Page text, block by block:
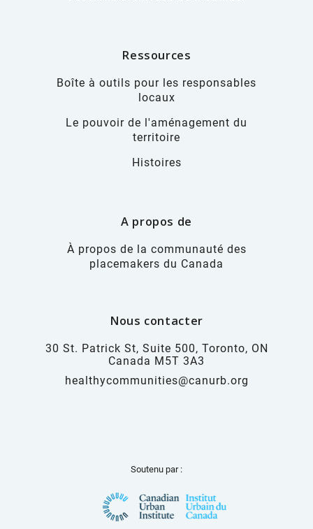
Ressources
Boîte à outils pour les responsables
locaux
Le pouvoir de l'aménagement du
territoire
Histoires
A propos de
À propos de la communauté des
placemakers du Canada
Nous contacter
30 St. Patrick St, Suite 500, Toronto, ON
Canada M5T 3A3
healthycommunities@canurb.org
Soutenu par :